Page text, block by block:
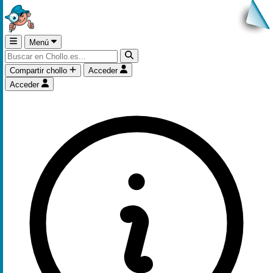
Menú
Compartir chollo
Acceder
Acceder